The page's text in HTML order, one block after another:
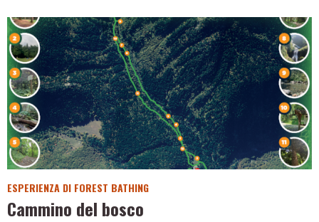
ESPERIENZA DI FOREST BATHING
Cammino del bosco